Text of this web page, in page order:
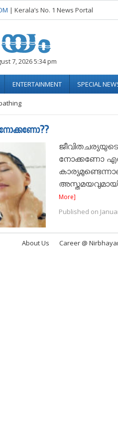
| Kerala’s No. 1 News Portal
7, 2026 5:34 pm
ENTERTAINMENT SPECIAL
നോക്കണോ
അസ്തമയവുമായി
More]
Published on
About Us Career @